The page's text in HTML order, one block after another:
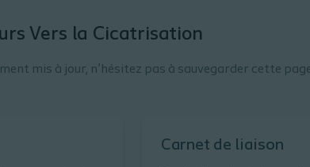
Vers la Cicatrisation
mis à jour, n’hésitez pas à sauvegarder cette
Carnet de liaison